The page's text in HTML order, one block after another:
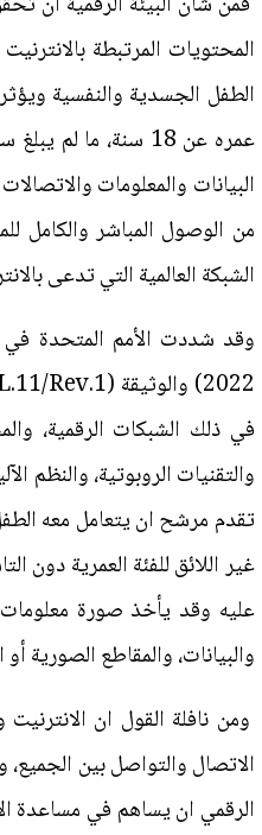
المحتويات المرتبطة
عمره عن 18 سنة،
البيانات والمعلومات
من الوصول المباشر والكامل
الشبكة العالمية التي تدعى
في ذلك الشبكات الرقمية،
والتقنيات الروبوتية، والنظم
تقدم مرشح ان يتعامل معه
غير اللائق للفئة العمرية دون
عليه وقد يأخذ صورة معلومات
والبيانات، والمقاطع
ومن نافلة القول ان
الاتصال والتواصل بين
الرقمي ان يساهم في مساعدة